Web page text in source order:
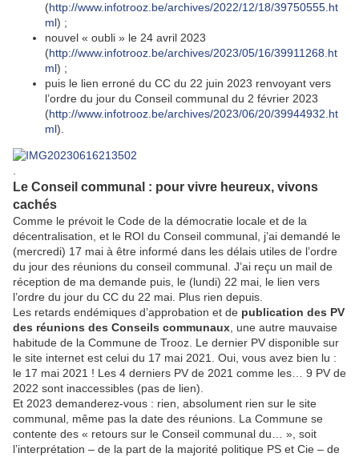
(http://www.infotrooz.be/archives/2022/12/18/39750555.ht
ml) ;
nouvel « oubli » le 24 avril 2023
(http://www.infotrooz.be/archives/2023/05/16/39911268.ht
ml) ;
puis le lien erroné du CC du 22 juin 2023 renvoyant vers
l’ordre du jour du Conseil communal du 2 février 2023
(http://www.infotrooz.be/archives/2023/06/20/39944932.ht
ml).
Le Conseil communal : pour vivre heureux, vivons
cachés
Comme le prévoit le Code de la démocratie locale et de la
décentralisation, et le ROI du Conseil communal, j’ai demandé le
(mercredi) 17 mai à être informé dans les délais utiles de l’ordre
du jour des réunions du conseil communal. J’ai reçu un mail de
réception de ma demande puis, le (lundi) 22 mai, le lien vers
l’ordre du jour du CC du 22 mai. Plus rien depuis.
Les retards endémiques d’approbation et de publication des PV
des réunions des Conseils communaux , une autre mauvaise
habitude de la Commune de Trooz. Le dernier PV disponible sur
le site internet est celui du 17 mai 2021. Oui, vous avez bien lu :
le 17 mai 2021 ! Les 4 derniers PV de 2021 comme les… 9 PV de
2022 sont inaccessibles (pas de lien).
Et 2023 demanderez-vous : rien, absolument rien sur le site
communal, même pas la date des réunions. La Commune se
contente des « retours sur le Conseil communal du… », soit
l’interprétation – de la part de la majorité politique PS et Cie – de